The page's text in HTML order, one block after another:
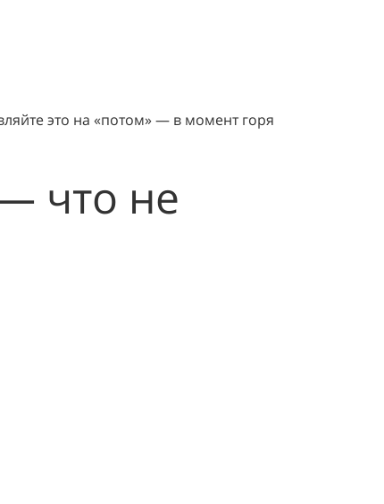
это на «потом» — в момент горя
что не